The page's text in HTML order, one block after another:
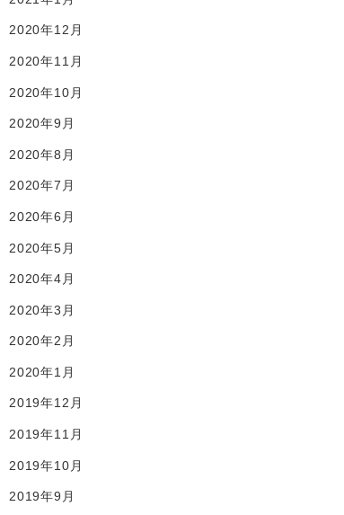
2020年12月
2020年11月
2020年10月
2020年9月
2020年8月
2020年7月
2020年6月
2020年5月
2020年4月
2020年3月
2020年2月
2020年1月
2019年12月
2019年11月
2019年10月
2019年9月